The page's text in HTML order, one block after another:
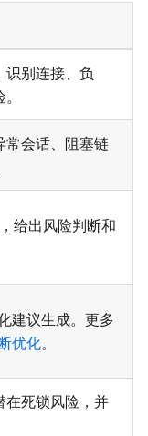
别连接、负
常会话、阻塞链
给出风险判断和
建议生成。更多
优化。
在死锁风险，并